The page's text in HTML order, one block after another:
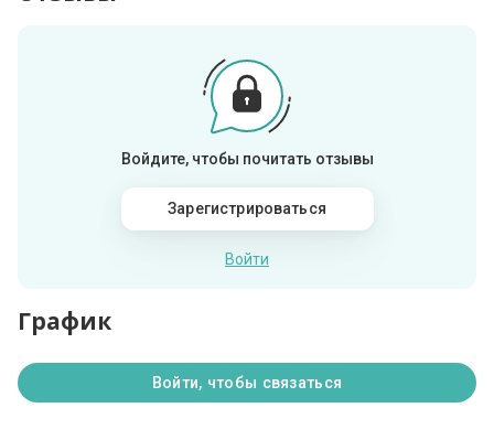
Войдите, чтобы почитать отзывы
Зарегистрироваться
Войти
График
Войти, чтобы связаться